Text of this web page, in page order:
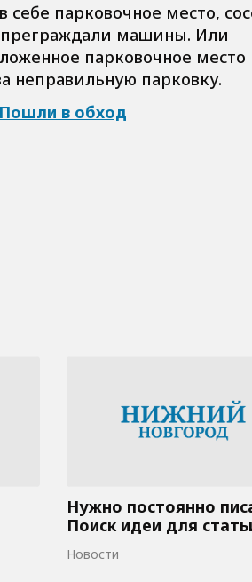
парковочное место,
преграждали машины. Или
парковочное место
неправильную парковку.
в обход
Нужно постоянно
Поиск идеи для
Новости